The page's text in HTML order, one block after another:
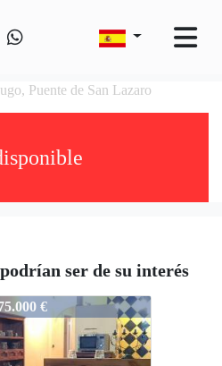
Puente de San Lazaro
ser de su interés
€